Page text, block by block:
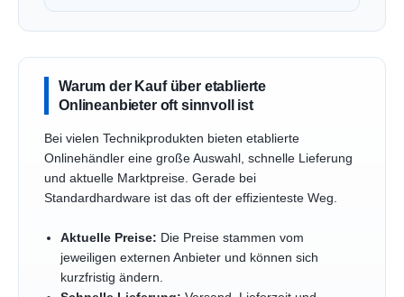
Warum der Kauf über etablierte
Onlineanbieter oft sinnvoll ist
Bei vielen Technikprodukten bieten etablierte
Onlinehändler eine große Auswahl, schnelle Lieferung
und aktuelle Marktpreise. Gerade bei
Standardhardware ist das oft der effizienteste Weg.
Aktuelle Preise: Die Preise stammen vom
jeweiligen externen Anbieter und können sich
kurzfristig ändern.